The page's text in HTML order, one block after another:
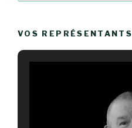
VOS REPRÉSENTANTS